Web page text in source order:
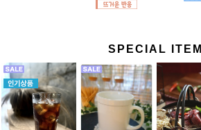
SPECIAL ITEM